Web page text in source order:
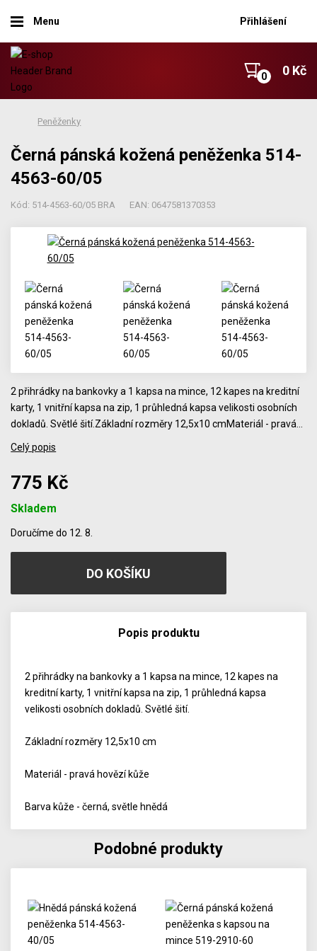
Menu Přihlášení
0 Kč
Peněženky
Černá pánská kožená peněženka 514-
4563-60/05
Kód: 514-4563-60/05 BRA EAN: 0647581370353
2 přihrádky na bankovky a 1 kapsa na mince, 12 kapes na kreditní
karty, 1 vnitřní kapsa na zip, 1 průhledná kapsa velikosti osobních
dokladů. Světlé šití.Základní rozměry 12,5x10 cmMateriál - pravá…
Celý popis
775 Kč
Skladem
Doručíme do 12. 8.
Popis produktu
2 přihrádky na bankovky a 1 kapsa na mince, 12 kapes na
kreditní karty, 1 vnitřní kapsa na zip, 1 průhledná kapsa
velikosti osobních dokladů. Světlé šití.
Základní rozměry 12,5x10 cm
Materiál - pravá hovězí kůže
Barva kůže - černá, světle hnědá
Podobné produkty